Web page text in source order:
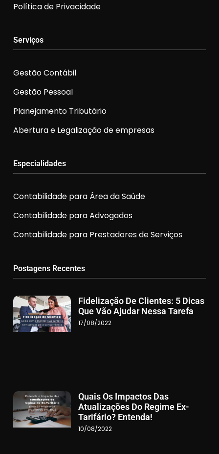
Política de Privacidade
Serviços
Gestão Contábil
Gestão Pessoal
Planejamento Tributário
Abertura e Legalização de empresas
Especialidades
Contabilidade para Área da Saúde
Contabilidade para Advogados
Contabilidade para Prestadores de Serviços
Postagens Recentes
Fidelização De Clientes: 5 Dicas
Que Vão Ajudar Nessa Tarefa
17/08/2022
Quais Os Impactos Das
Atualizações Do Regime Ex-
Tarifário? Entenda!
10/08/2022